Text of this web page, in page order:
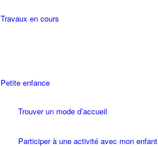
Travaux en cours
Petite enfance
Trouver un mode d’accueil
Participer à une activité avec mon enfant